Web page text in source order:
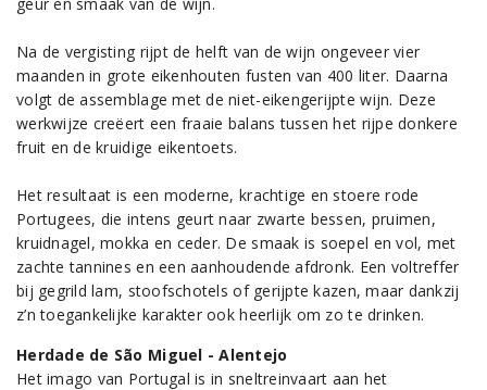
Na de vergisting rijpt de helft van de wijn ongeveer vier
maanden in grote eikenhouten fusten van 400 liter. Daarna
volgt de assemblage met de niet-eikengerijpte wijn. Deze
werkwijze creëert een fraaie balans tussen het rijpe donkere
fruit en de kruidige eikentoets.
Het resultaat is een moderne, krachtige en stoere rode
Portugees, die intens geurt naar zwarte bessen, pruimen,
kruidnagel, mokka en ceder. De smaak is soepel en vol, met
zachte tannines en een aanhoudende afdronk. Een voltreffer
bij gegrild lam, stoofschotels of gerijpte kazen, maar dankzij
z’n toegankelijke karakter ook heerlijk om zo te drinken.
Herdade de São Miguel - Alentejo
Het imago van Portugal is in sneltreinvaart aan het